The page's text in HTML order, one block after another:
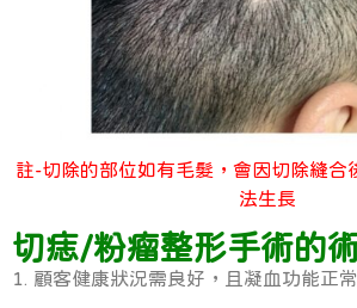
註-切除的部位如有毛髮，會因切除縫合
法生長
切痣/粉瘤整形手術的
1. 顧客健康狀況需良好，且凝血功能正常